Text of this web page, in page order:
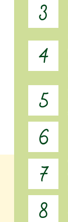
3
4
5
6
7
8